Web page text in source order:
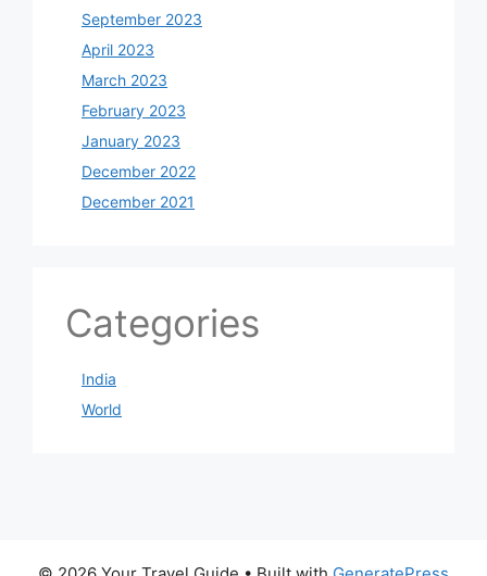
September 2023
April 2023
March 2023
February 2023
January 2023
December 2022
December 2021
Categories
India
World